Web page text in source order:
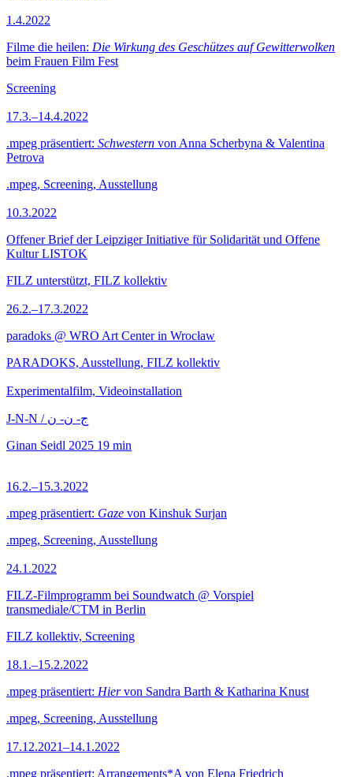
1.4.2022
Filme die heilen: Die Wirkung des Geschützes auf Gewitterwolken
beim Frauen Film Fest
Screening
17.3.–14.4.2022
.mpeg präsentiert: Schwestern von Anna Scherbyna & Valentina
Petrova
.mpeg, Screening, Ausstellung
10.3.2022
Offener Brief der Leipziger Initiative für Solidarität und Offene
Kultur LISTOK
FILZ unterstützt, FILZ kollektiv
26.2.–17.3.2022
paradoks @ WRO Art Center in Wrocław
PARADOKS, Ausstellung, FILZ kollektiv
Experimentalfilm, Videoinstallation
J-N-N / ج- ن- ن
Ginan Seidl 2025 19 min
16.2.–15.3.2022
.mpeg präsentiert: Gaze von Kinshuk Surjan
.mpeg, Screening, Ausstellung
24.1.2022
FILZ-Filmprogramm bei Soundwatch @ Vorspiel
transmediale/CTM in Berlin
FILZ kollektiv, Screening
18.1.–15.2.2022
.mpeg präsentiert: Hiervon Sandra Barth & Katharina Knust
.mpeg, Screening, Ausstellung
17.12.2021–14.1.2022
.mpeg präsentiert: Arrangements*A von Elena Friedrich